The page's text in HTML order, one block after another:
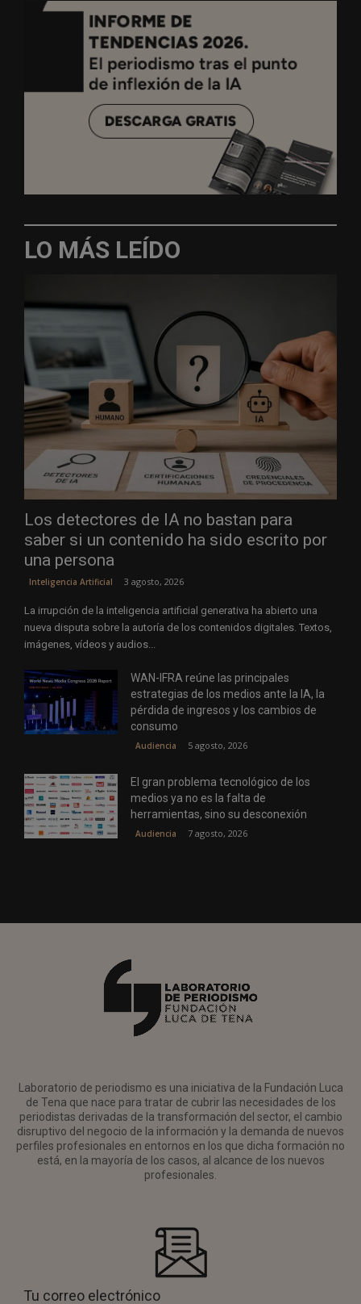
LO MÁS LEÍDO
Los detectores de IA no bastan para
saber si un contenido ha sido escrito por
una persona
Inteligencia Artificial 3 agosto, 2026
La irrupción de la inteligencia artificial generativa ha abierto una
nueva disputa sobre la autoría de los contenidos digitales. Textos,
imágenes, vídeos y audios...
WAN-IFRA reúne las principales
estrategias de los medios ante la IA, la
pérdida de ingresos y los cambios de
consumo
Audiencia 5 agosto, 2026
El gran problema tecnológico de los
medios ya no es la falta de
herramientas, sino su desconexión
Audiencia 7 agosto, 2026
Laboratorio de periodismo es una iniciativa de la Fundación Luca
de Tena que nace para tratar de cubrir las necesidades de los
periodistas derivadas de la transformación del sector, el cambio
disruptivo del negocio de la información y la demanda de nuevos
perfiles profesionales en entornos en los que dicha formación no
está, en la mayoría de los casos, al alcance de los nuevos
profesionales.